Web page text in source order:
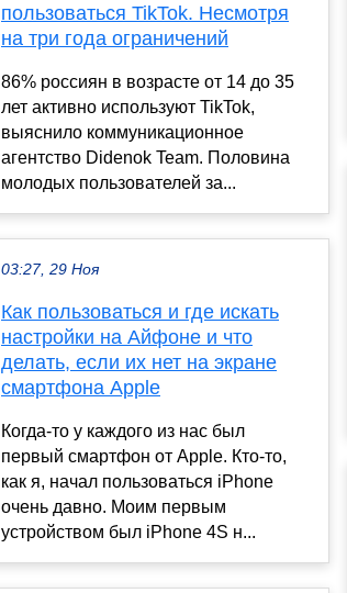
пользоваться TikTok. Несмотря
на три года ограничений
86% россиян в возрасте от 14 до 35
лет активно используют TikTok,
выяснило коммуникационное
агентство Didenok Team. Половина
молодых пользователей за...
03:27, 29 Ноя
Как пользоваться и где искать
настройки на Айфоне и что
делать, если их нет на экране
смартфона Apple
Когда-то у каждого из нас был
первый смартфон от Apple. Кто-то,
как я, начал пользоваться iPhone
очень давно. Моим первым
устройством был iPhone 4S н...